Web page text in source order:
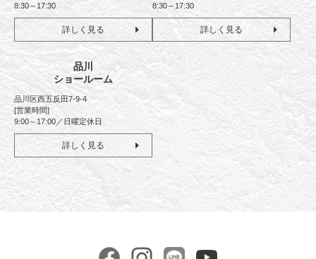
8:30～17:30
詳しく見る
8:30～17:30
詳しく見る
品川
ショールーム
品川区西五反田7-9-4
[営業時間]
9:00～17:00／日曜定休日
詳しく見る